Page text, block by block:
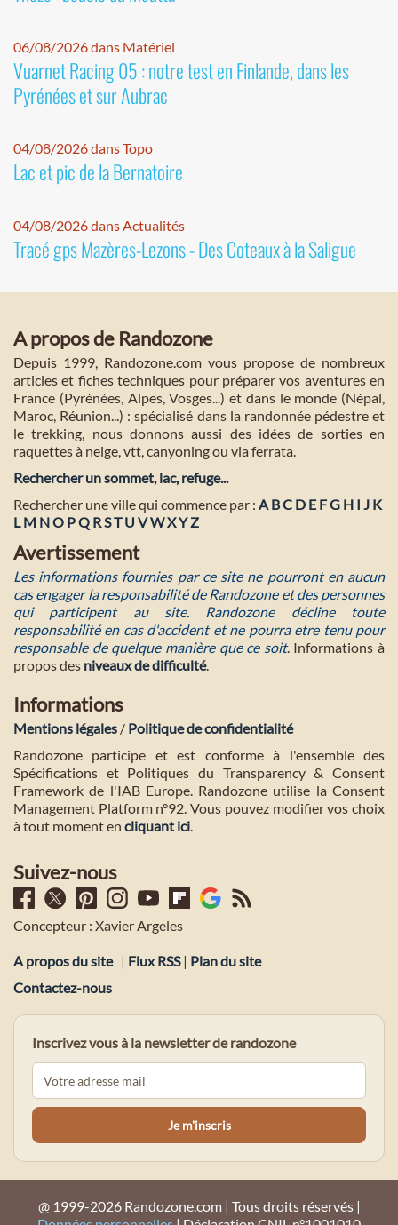
06/08/2026 dans Matériel
Vuarnet Racing 05 : notre test en Finlande, dans les
Pyrénées et sur Aubrac
04/08/2026 dans Topo
Lac et pic de la Bernatoire
04/08/2026 dans Actualités
Tracé gps Mazères-Lezons - Des Coteaux à la Saligue
A propos de Randozone
Depuis 1999, Randozone.com vous propose de nombreux
articles et fiches techniques pour préparer vos aventures en
France (Pyrénées, Alpes, Vosges...) et dans le monde (Népal,
Maroc, Réunion...) : spécialisé dans la randonnée pédestre et
le trekking, nous donnons aussi des idées de sorties en
raquettes à neige, vtt, canyoning ou via ferrata.
Rechercher un sommet, lac, refuge...
Rechercher une ville qui commence par : A BC D E FG H I J K
L M NO PQ RST U VWXYZ
Avertissement
Les informations fournies par ce site ne pourront en aucun
cas engager la responsabilité de Randozone et des personnes
qui participent au site. Randozone décline toute
responsabilité en cas d'accident et ne pourra etre tenu pour
responsable de quelque manière que ce soit. Informations à
propos des niveaux de difficulté.
Informations
Mentions légales / Politique de confidentialité
Randozone participe et est conforme à l'ensemble des
Spécifications et Politiques du Transparency & Consent
Framework de l'IAB Europe. Randozone utilise la Consent
Management Platform n°92. Vous pouvez modifier vos choix
à tout moment en cliquant ici.
Suivez-nous
Concepteur : Xavier Argeles
A propos du site | Flux RSS| Plan du site
Contactez-nous
Inscrivez vous à la newsletter de randozone
@ 1999-2026 Randozone.com | Tous droits réservés |